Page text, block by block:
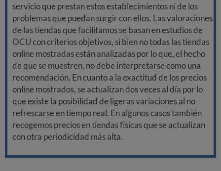
servicio que prestan estos establecimientos ni de los
problemas que puedan surgir con ellos. Las valoraciones
de las tiendas que facilitamos se basan en estudios de
OCU con criterios objetivos, si bien no todas las tiendas
online mostradas están analizadas por lo que, el hecho
de que se muestren, no debe interpretarse como una
recomendación. En cuanto a la exactitud de los precios
online mostrados, se actualizan dos veces al día por lo
que existe la posibilidad de ligeras variaciones al no
refrescarse en tiempo real. En algunos casos también
recogemos precios en tiendas físicas que se actualizan
con otra periodicidad más alta.